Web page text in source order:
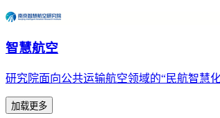
智慧航空
研究院面向公共运输航空领域的“民航智慧
加载更多